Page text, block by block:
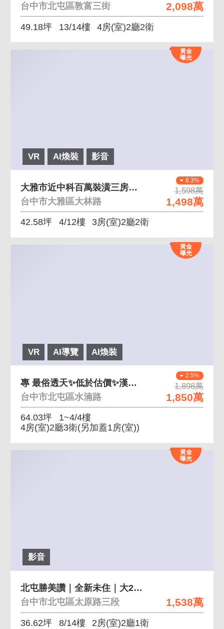
2,098萬
台中市北屯區敦富三街
49.18坪 13/14樓 4房(室)2廳2衛
VR AI煥裝 影音
黃金
曝光
6.3%
1,598萬
1,498萬
大雅市近中科百萬裝潢三房平車久樘花園童畫
台中市大雅區大林路
42.58坪 4/12樓 3房(室)2廳2衛
VR AI導覽 AI煥裝
黃金
曝光
2.5%
1,898萬
1,850萬
專 最俗透天✨低於估價✨漢神崇德 公園旁｜朝東南
台中市北屯區水湳路
64.03坪
1~4/4樓
4房(室)2廳3衛(另加蓋1房(室))
影音
黃金
曝光
1,538萬
北屯勝美讚｜全新未住｜大2房+平車
台中市北屯區太原路三段
36.62坪 8/14樓 2房(室)2廳1衛